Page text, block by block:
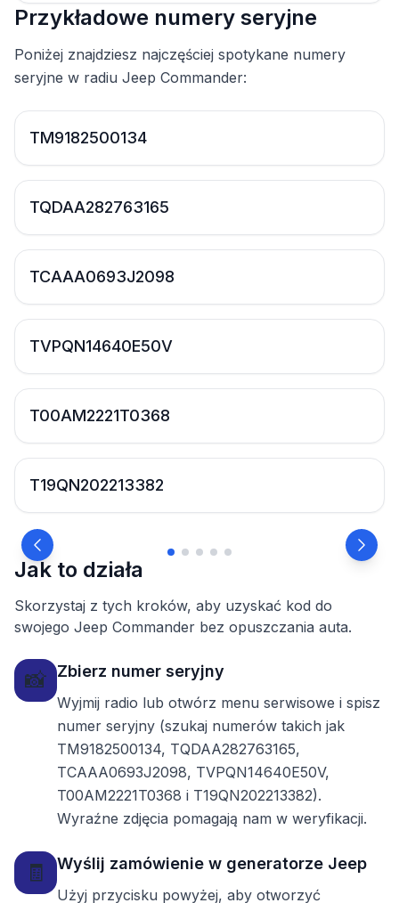
Przykładowe numery seryjne
Poniżej znajdziesz najczęściej spotykane numery
seryjne w radiu Jeep Commander:
TM9182500134
TQDAA282763165
TCAAA0693J2098
TVPQN14640E50V
T00AM2221T0368
T19QN202213382
Jak to działa
Skorzystaj z tych kroków, aby uzyskać kod do
swojego Jeep Commander bez opuszczania auta.
📸 Zbierz numer seryjny
Wyjmij radio lub otwórz menu serwisowe i spisz
numer seryjny (szukaj numerów takich jak
TM9182500134, TQDAA282763165,
TCAAA0693J2098, TVPQN14640E50V,
T00AM2221T0368 i T19QN202213382).
Wyraźne zdjęcia pomagają nam w weryfikacji.
🧾 Wyślij zamówienie w generatorze Jeep
Użyj przycisku powyżej, aby otworzyć